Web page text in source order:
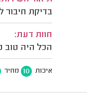
בדיקת חיבור
חוות דעת:
הכל היה טוב
איכות 10 מחיר